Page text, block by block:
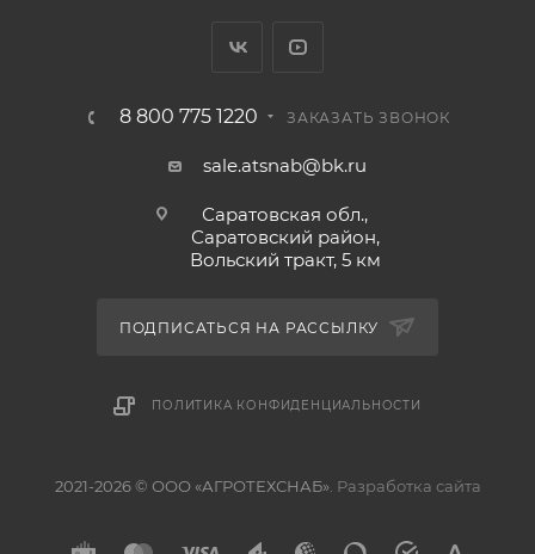
8 800 775 1220 ЗАКАЗАТЬ ЗВОНОК
sale.atsnab@bk.ru
Саратовская обл.,
Саратовский район,
Вольский тракт, 5 км
ПОДПИСАТЬСЯ НА РАССЫЛКУ
ПОЛИТИКА КОНФИДЕНЦИАЛЬНОСТИ
2021-2026 © ООО «АГРОТЕХСНАБ». Разработка сайта